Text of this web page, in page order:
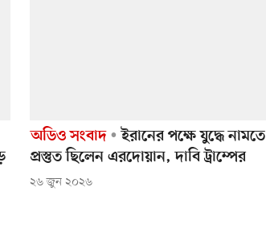
অডিও সংবাদ
ইরানের পক্ষে যুদ্ধে নামতে
প্রস্তুত ছিলেন এরদোয়ান, দাবি ট্রাম্পের
২৬ জুন ২০২৬